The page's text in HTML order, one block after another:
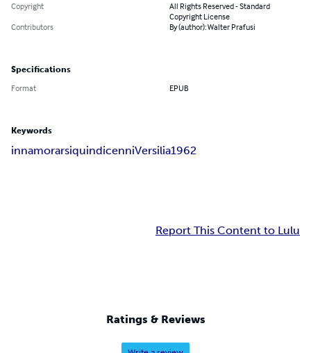
Copyright
All Rights Reserved - Standard
Copyright License
Contributors
By (author): Walter Prafusi
Specifications
Format EPUB
Keywords
innamorarsiquindicenniVersilia1962
Report This Content to Lulu
Ratings & Reviews